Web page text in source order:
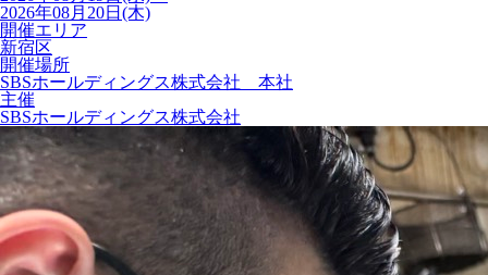
2026年08月20日(木)
開催エリア
新宿区
開催場所
SBSホールディングス株式会社 本社
主催
SBSホールディングス株式会社